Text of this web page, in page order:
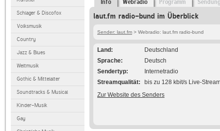
Schlager & Discofox
Volksmusik
Country
Jazz & Blues
Weltmusik
Gothic & Mittelalter
Soundtracks & Musical
Kinder-Musik
Gay
Info Webradio Programm
laut.fm radio-bund im Überblick
Sender: laut.fm > Webradio: laut.fm radio-bund
Land
Deutschland
Sprache
Deutsch
Sendertyp
Internetradio
Streamqualität
bis zu 128 kbit/s Live-
Zur Website des Senders